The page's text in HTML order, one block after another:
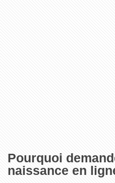
Pourquoi
naissance en